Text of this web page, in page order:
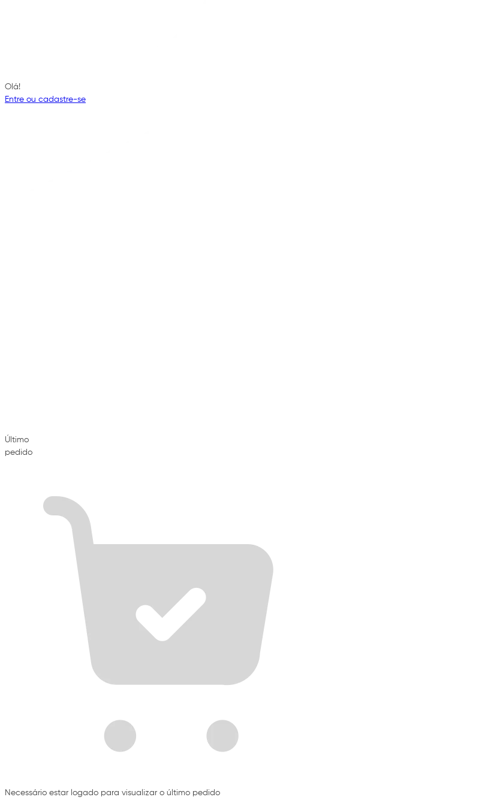
Olá!
Entre ou cadastre-se
Último
pedido
Necessário estar logado para visualizar o último pedido